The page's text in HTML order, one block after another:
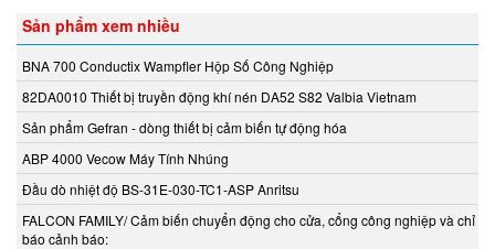
Beckhoff Vietnam
Bei Sensor
Bently Nevada
Bernstein
Berthold
Beta Vietnam
BIFOLD
Bifold (Rotork)
Sản phẩm xem nhiều
BNA 700 Conductix Wampfler Hộp Số Công Nghiệp
82DA0010 Thiết bị truyền động khí nén DA52 S82 Valbia Vietnam
Sản phẩm Gefran - dòng thiết bị cảm biến tự động hóa
ABP 4000 Vecow Máy Tính Nhúng
Đầu dò nhiệt độ BS-31E-030-TC1-ASP Anritsu
FALCON FAMILY/ Cảm biến chuyển động cho cửa, cổng công nghiệp và chỉ
báo cảnh báo: